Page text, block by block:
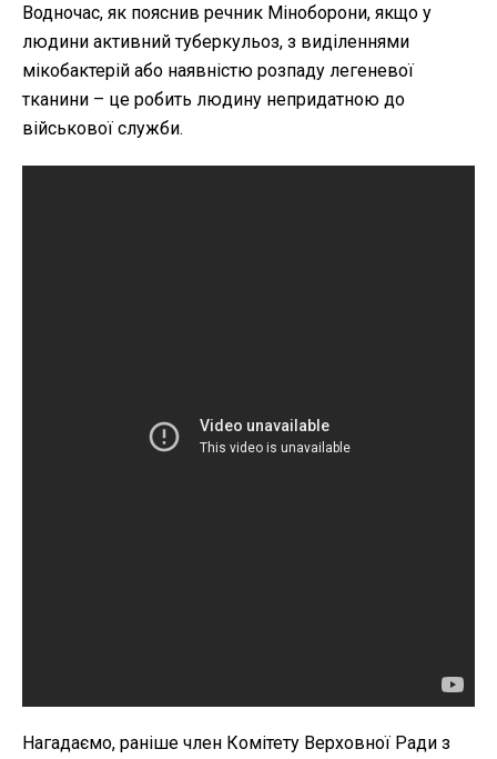
Водночас, як пояснив речник Міноборони, якщо у
людини активний туберкульоз, з виділеннями
мікобактерій або наявністю розпаду легеневої
тканини – це робить людину непридатною до
військової служби.
Нагадаємо, раніше член Комітету Верховної Ради з